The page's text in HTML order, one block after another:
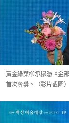
黃金綠葉柳承穆憑《金
首次奪獎。（影片截圖）